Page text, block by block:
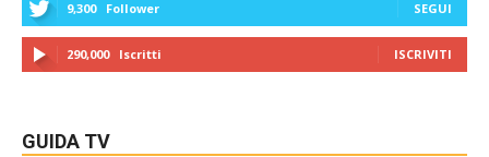
9,300 Follower SEGUI
290,000 Iscritti ISCRIVITI
GUIDA TV